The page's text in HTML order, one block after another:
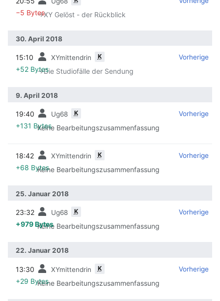
−5 Bytes →‎XY Gelöst - der Rückblick
30. April 2018
Vorherige
15:10 XYmittendrin K
+52 Bytes→‎Die Studiofälle der Sendung
9. April 2018
Vorherige
19:40 Ug68 K
+131 BytesKeine Bearbeitungszusammenfassung
Vorherige
18:42 XYmittendrin K
+68 BytesKeine Bearbeitungszusammenfassung
25. Januar 2018
Vorherige
23:32 Ug68 K
+979 BytesKeine Bearbeitungszusammenfassung
22. Januar 2018
Vorherige
13:30 XYmittendrin K
+29 BytesKeine Bearbeitungszusammenfassung